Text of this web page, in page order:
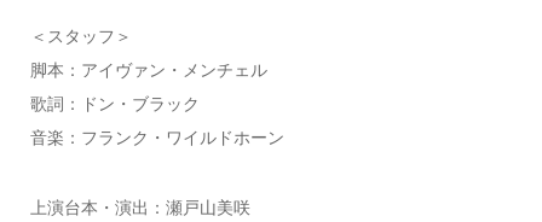
＜スタッフ＞
脚本：アイヴァン・メンチェル
歌詞：ドン・ブラック
音楽：フランク・ワイルドホーン
上演台本・演出：瀬戸山美咲